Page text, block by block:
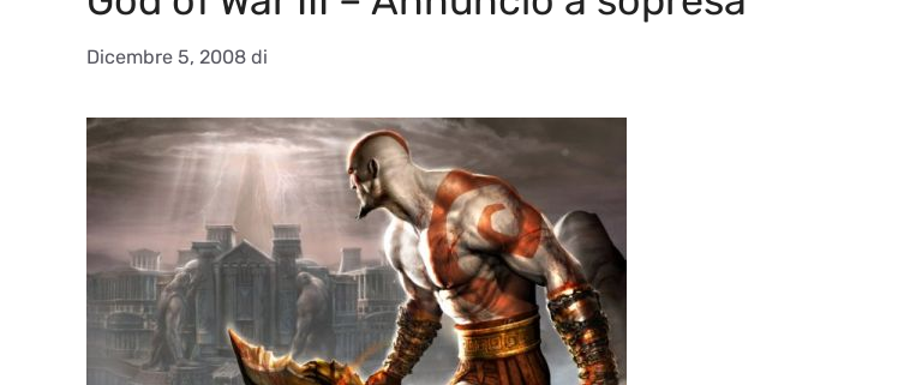
Dicembre 5, 2008 di